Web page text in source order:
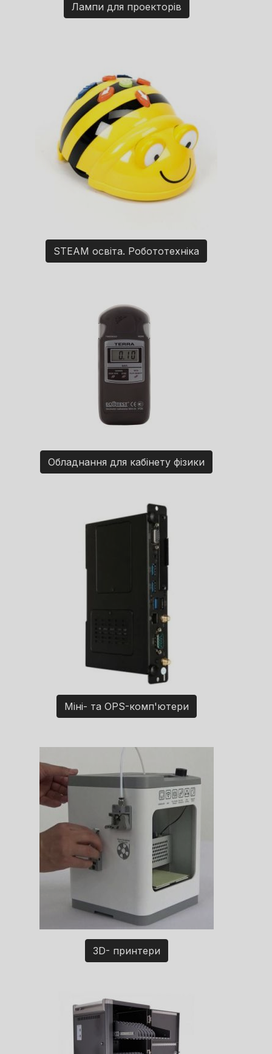
Лампи для проекторів
STEAM освіта. Робототехніка
Обладнання для кабінету фізики
Міні- та OPS-комп'ютери
3D- принтери